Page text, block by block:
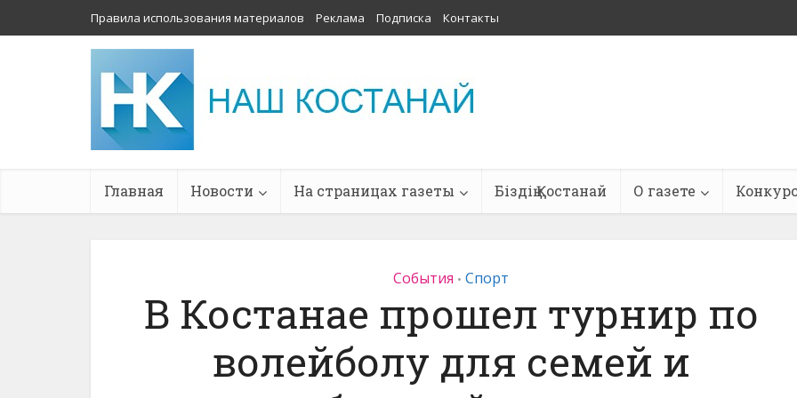
Правила использования материалов Реклама Подписка Контакты
Главная Новости На страницах газеты Біздің Қостанай О газете
События • Спорт
В Костанае прошел турнир по
волейболу для семей и